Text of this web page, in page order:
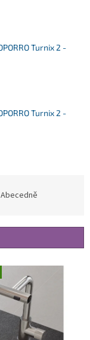
Turnix 2 -
Turnix 2 -
Abecedně